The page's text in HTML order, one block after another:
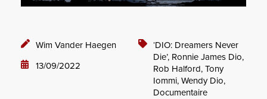
Wim Vander Haegen
13/09/2022
‘DIO: Dreamers Never
Die’, Ronnie James Dio,
Rob Halford, Tony
Iommi, Wendy Dio,
Documentaire